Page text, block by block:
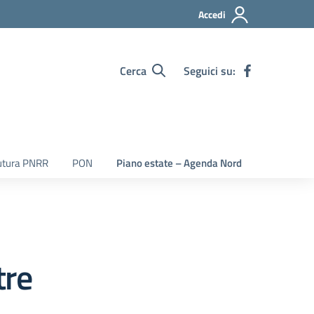
Accedi
Cerca Seguici su:
PNRR PON Piano estate – Agenda Nord